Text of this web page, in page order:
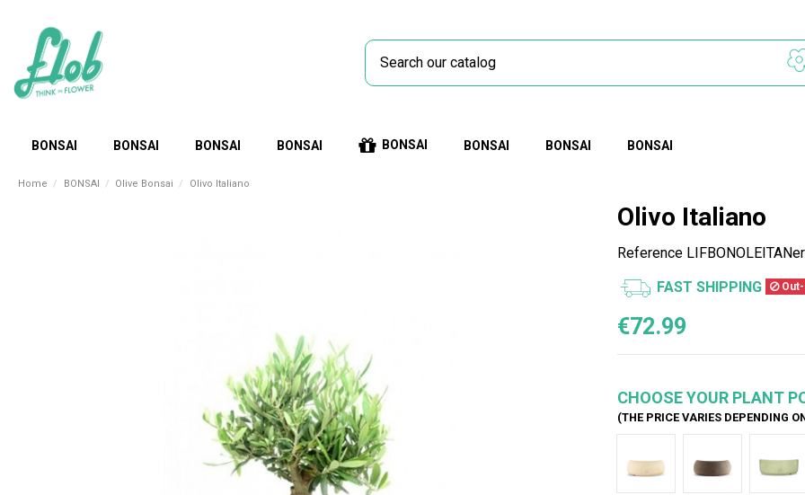
BONSAI BONSAI BONSAI BONSAI BONSAI BONSAI BONSAI BONSAI
Home BONSAI Olive Bonsai Olivo Italiano
Olivo Italiano
Reference
FAST SHIPPING
€72.99
CHOOSE YOUR PLANT
(THE PRICE VARIES DEPENDING